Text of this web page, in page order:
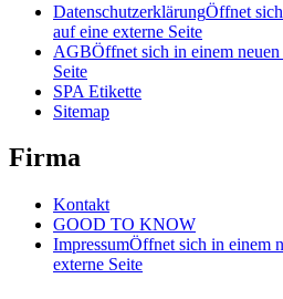
DatenschutzerklärungÖffnet
auf eine externe Seite
AGBÖffnet sich in einem neuen
Seite
SPA Etikette
Sitemap
Firma
Kontakt
GOOD TO KNOW
ImpressumÖffnet sich in einem
externe Seite